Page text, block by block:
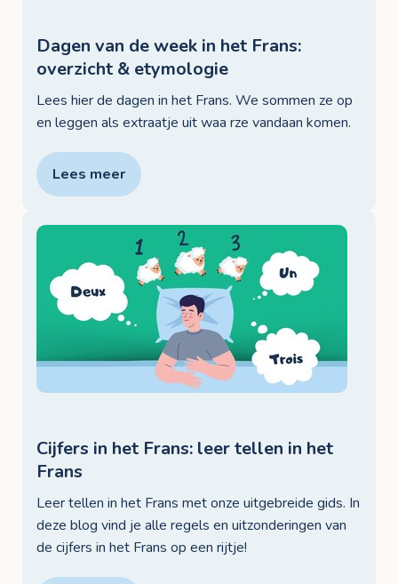
Dagen van de week in het Frans:
overzicht & etymologie
Lees hier de dagen in het Frans. We sommen ze op
en leggen als extraatje uit waa rze vandaan komen.
Lees meer
Cijfers in het Frans: leer tellen in het
Frans
Leer tellen in het Frans met onze uitgebreide gids. In
deze blog vind je alle regels en uitzonderingen van
de cijfers in het Frans op een rijtje!